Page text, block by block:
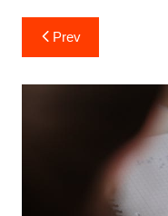
Post
navigation
Prev